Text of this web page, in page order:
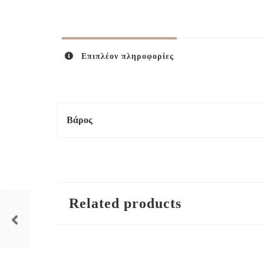
Επιπλέον πληροφορίες
Βάρος
Related products